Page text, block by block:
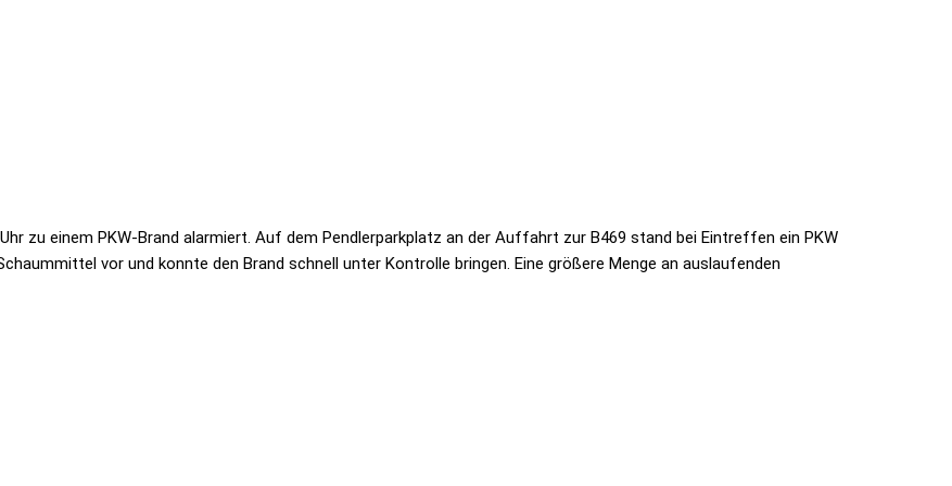
zu einem PKW-Brand alarmiert. Auf dem Pendlerparkplatz an der Auffahrt zur B469 stand bei Eintreffen ein PKW
vor und konnte den Brand schnell unter Kontrolle bringen. Eine größere Menge an auslaufenden